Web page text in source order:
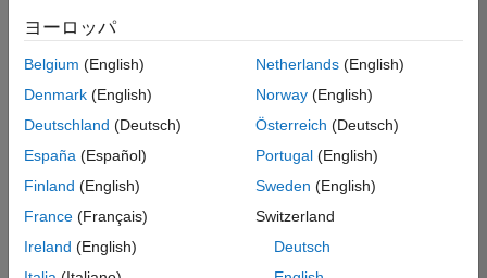
件
一
致
る
求
は
あ
り
ま
ヨーロッパ
Belgium (English)
Denmark (English)
Deutschland (Deutsch)
España (Español)
Finland (English)
France (Français)
Ireland (English)
Netherlands(English)
Norway(English)
Österreich (Deutsch)
Portugal(English)
Sweden (English)
Switzerland
Deutsch